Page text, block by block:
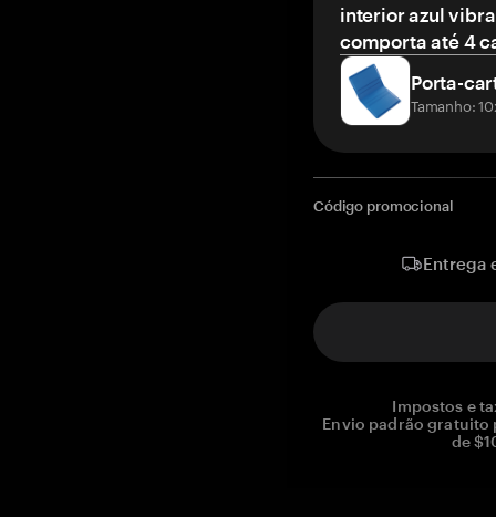
interior azul
comporta até 4
Porta-
Tamanho:
Código promocional
Entrega
Impostos e
Envio padrão gratuito
de